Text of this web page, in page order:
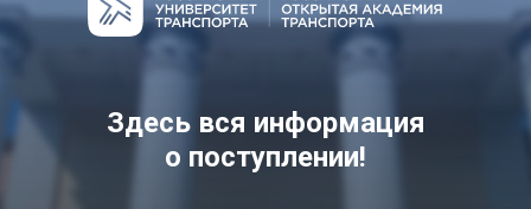
Здесь вся информация
о поступлении!